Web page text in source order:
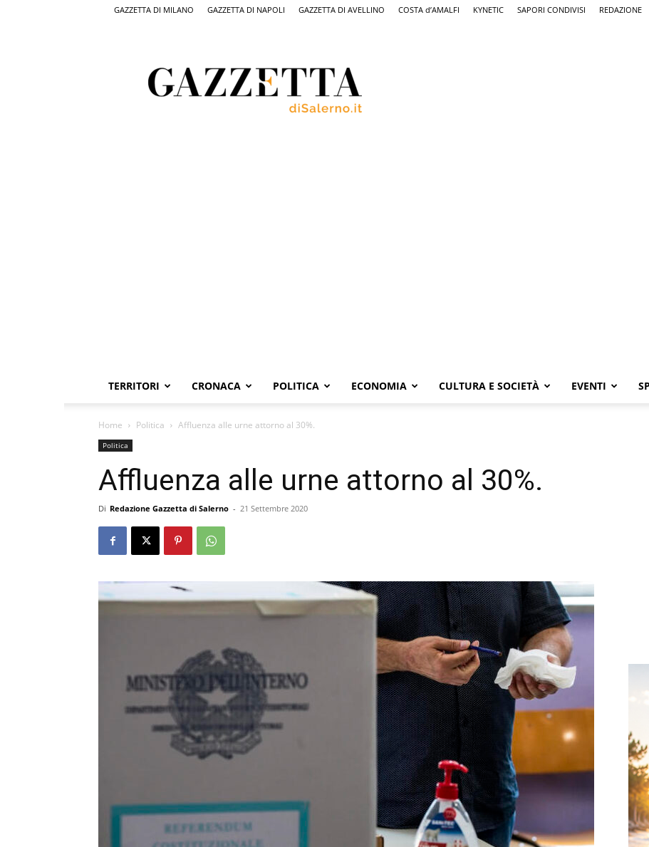
GAZZETTA DI MILANO GAZZETTA DI NAPOLI GAZZETTA DI AVELLINO COSTA d’AMALFI KYNETIC SAPORI CONDIVISI REDAZIONE
Salerno,
il
quotidiano
TERRITORI CRONACA POLITICA ECONOMIA CULTURA E SOCIETÀ EVENTI
Home Politica Affluenza alle urne attorno al 30%.
Politica
Affluenza alle urne attorno al 30%.
Di Redazione Gazzetta di Salerno - 21 Settembre 2020